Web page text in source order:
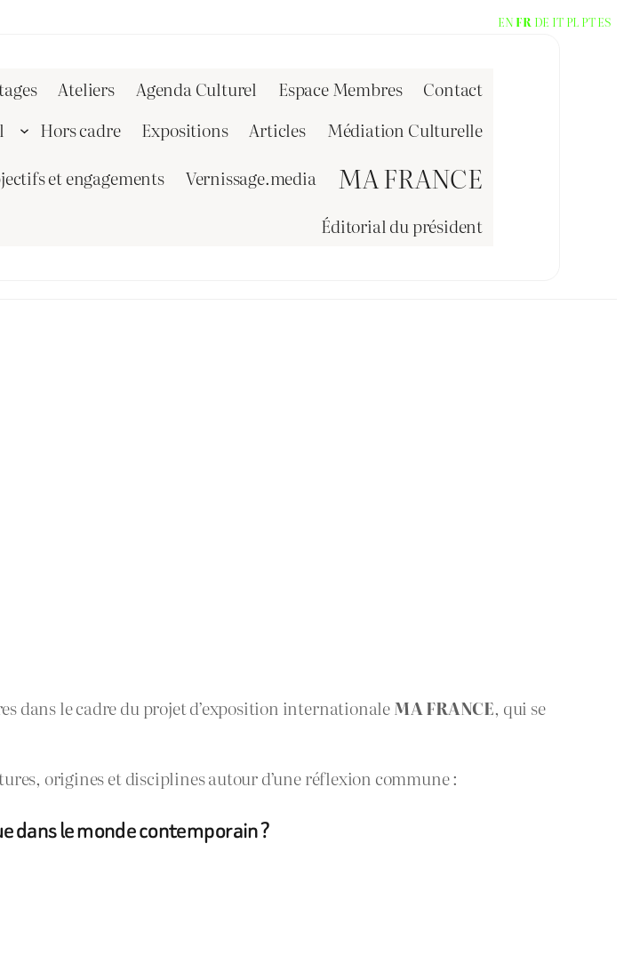
Ateliers Agenda Culturel Espace Membres
Contact
Hors cadre Expositions Articles
Médiation Culturelle
et engagements
Vernissage.media MA FRANCE
Éditorial du président
dans le cadre du projet d’exposition internationaleMA FRANCE, qui se
origines et disciplines autour d’une réflexion commune :
dans le monde contemporain ?
EN FR DE IT PL PTES